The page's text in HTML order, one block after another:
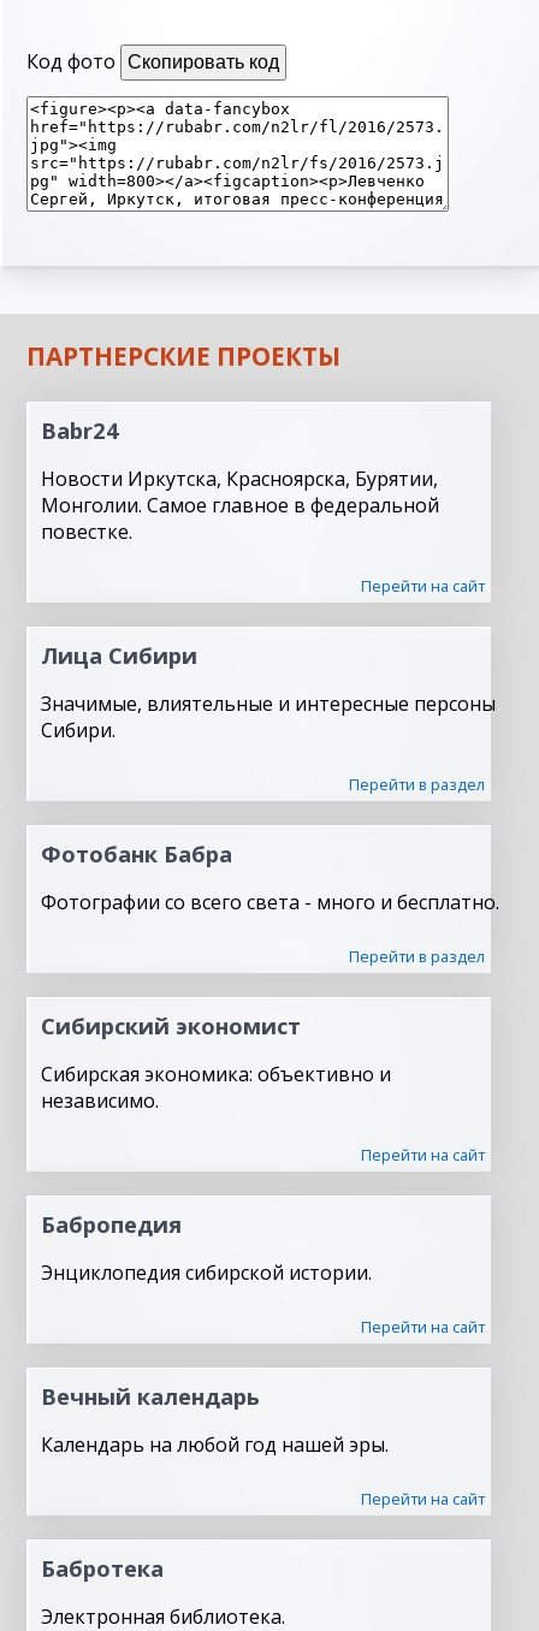
Код фото Скопировать код
ПАРТНЕРСКИЕ ПРОЕКТЫ
Babr24
Новости Иркутска, Красноярска, Бурятии,
Монголии. Самое главное в федеральной
повестке.
Перейти на сайт
Лица Сибири
Значимые, влиятельные и интересные персоны
Сибири.
Перейти в раздел
Фотобанк Бабра
Фотографии со всего света - много и бесплатно.
Перейти в раздел
Сибирский экономист
Сибирская экономика: объективно и
независимо.
Перейти на сайт
Бабропедия
Энциклопедия сибирской истории.
Перейти на сайт
Вечный календарь
Календарь на любой год нашей эры.
Перейти на сайт
Бабротека
Электронная библиотека.